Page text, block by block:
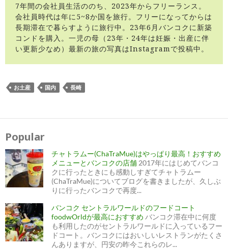
7年間の会社員生活ののち、2023年からフリーランス。
会社員時代は年に5~8か国を旅行。フリーになってからは
長期滞在で暮らすように旅行中。23年6月バンコクに新築
コンドを購入。一児の母（23年・24年は妊娠・出産に伴
い更新少なめ）最新の旅の写真はInstagramで投稿中。
お土産 国内 長崎
投
ビ
ゲ
ー
シ
ョ
ン
Popular
チャトラムー(ChaTraMue)はやっぱり最高！おすすめ
メニューとバンコクの店舗 2017年にはじめてバンコ
クに行ったときにも感動しすぎてチャトラムー
(ChaTraMue)についてブログを書きましたが、久しぶ
りに行ったバンコクで再度...
バンコク セントラルワールドのフードコート
foodwOrldが最高におすすめ バンコク滞在中に何度
も利用したのがセントラルワールドに入っているフー
ドコート。バンコクにはおいしいレストランがたくさ
んありますが、円安の昨今これらのレ...